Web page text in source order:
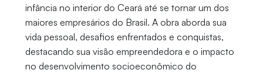
infância no interior do Ceará até se tornar um dos
maiores empresários do Brasil. A obra aborda sua
vida pessoal, desafios enfrentados e conquistas,
destacando sua visão empreendedora e o impacto
no desenvolvimento socioeconômico do